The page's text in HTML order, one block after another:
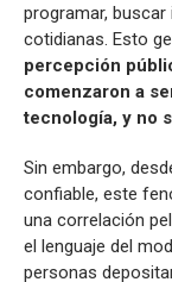
programar,
cotidianas. Esto
percepción
comenzaron a
tecnología, y no
Sin embargo,
confiable, este
una correlación
el lenguaje del
personas